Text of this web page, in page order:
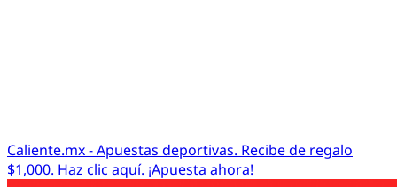
Caliente.mx - Apuestas deportivas. Recibe de regalo
$1,000. Haz clic aquí. ¡Apuesta ahora!